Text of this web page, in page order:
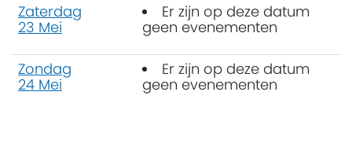
Zaterdag
23 Mei
Er zijn op deze datum
geen evenementen
Zondag
24 Mei
Er zijn op deze datum
geen evenementen